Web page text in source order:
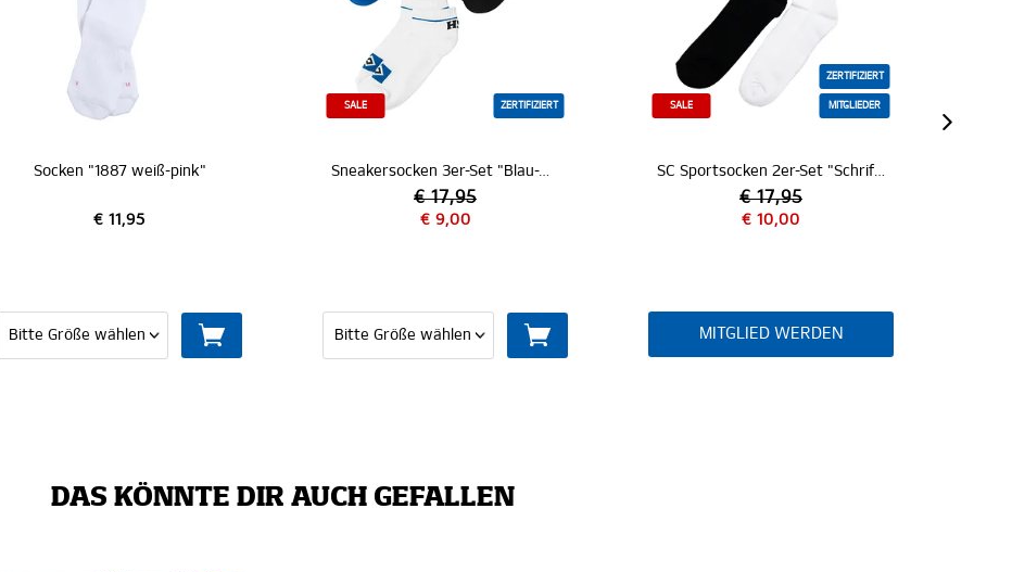
ZERTIFIZIERT
Sneakersocken 3er-Set "Blau-Weiß-Schwarz"
ZERTIFIZIERT
MITGLIEDER
SC Sportsocken 2er-Set "Schriftzug"
MITGLIED WERDEN
DAS KÖNNTE DIR AUCH GEFALLEN